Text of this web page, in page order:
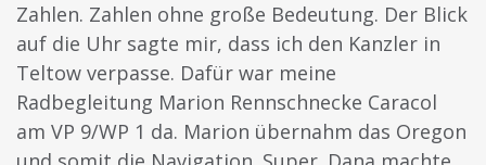
Zahlen. Zahlen ohne große Bedeutung. Der Blick
auf die Uhr sagte mir, dass ich den Kanzler in
Teltow verpasse. Dafür war meine
Radbegleitung Marion Rennschnecke Caracol
am VP 9/WP 1 da. Marion übernahm das Oregon